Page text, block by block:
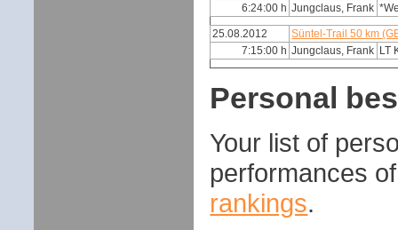
6:24:00 h Jungclaus, Frank
25.08.2012
Süntel-Trail 50 km
7:15:00 h Jungclaus, Frank LT
Personal
Your list of
performances
rankings.